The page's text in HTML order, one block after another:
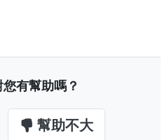
有幫助嗎？
幫助不大